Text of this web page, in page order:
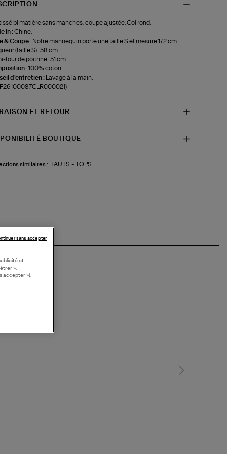
bi matière sans manches, coupe ajustée. Col rond.
in :Chine.
& Coupe : Notre mannequin porte une taille S et mesure 172 cm.
(taille S) : 58 cm.
tour de poitrine : 51 cm.
:100% coton.
d'entretien :
Lavage à la main.
ET RETOUR
BOUTIQUE
similaires : HAUTS - TOPS
et
»,
accepter »).
sans accepter